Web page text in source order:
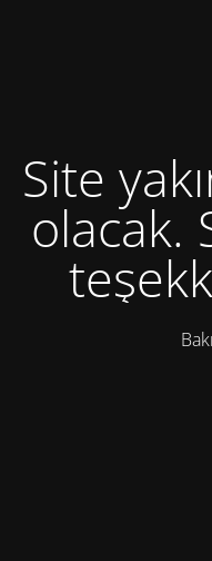
Site
olacak.